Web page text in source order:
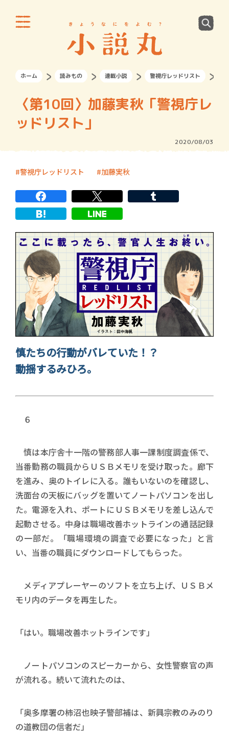
ホーム 読みもの 連載小説 警視庁レッドリスト
〈第10回〉加藤実秋「警視庁レ
ッドリスト」
2020/08/03
警視庁レッドリスト 加藤実秋
慎たちの行動がバレていた！？
動揺するみひろ。
６
慎は本庁舎十一階の警務部人事一課制度調査係で、
当番勤務の職員からＵＳＢメモリを受け取った。廊下
を進み、奥のトイレに入る。誰もいないのを確認し、
洗面台の天板にバッグを置いてノートパソコンを出し
た。電源を入れ、ポートにＵＳＢメモリを差し込んで
起動させる。中身は職場改善ホットラインの通話記録
の一部だ。「職場環境の調査で必要になった」と言
い、当番の職員にダウンロードしてもらった。
メディアプレーヤーのソフトを立ち上げ、ＵＳＢメ
モリ内のデータを再生した。
「はい。職場改善ホットラインです」
ノートパソコンのスピーカーから、女性警察官の声
が流れる。続いて流れたのは、
「奥多摩署の柿沼也映子警部補は、新興宗教のみのり
の道教団の信者だ」